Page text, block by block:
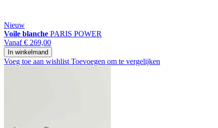
Nieuw
Voile blanche PARIS POWER
Vanaf € 269,00
In winkelmand
Voeg toe aan wishlist Toevoegen om te vergelijken